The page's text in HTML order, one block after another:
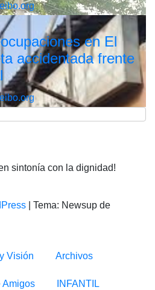
en El
accidentada frente
sintonía con la dignidad!
Tema: Newsup de
Visión Archivos
Amigos INFANTIL